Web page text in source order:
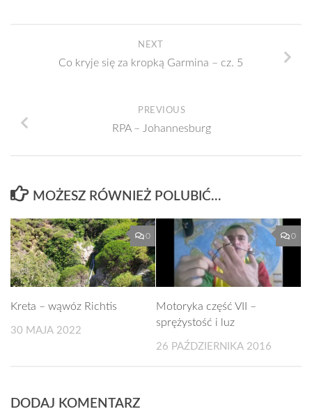
NEXT
Co kryje się za kropką Garmina – cz. 5
PREVIOUS
RPA – Johannesburg
MOŻESZ RÓWNIEŻ POLUBIĆ…
0
Kreta – wąwóz Richtis
30 MAJA 2022
0
Motoryka część VII –
sprężystość i luz
26 PAŹDZIERNIKA 2016
DODAJ KOMENTARZ